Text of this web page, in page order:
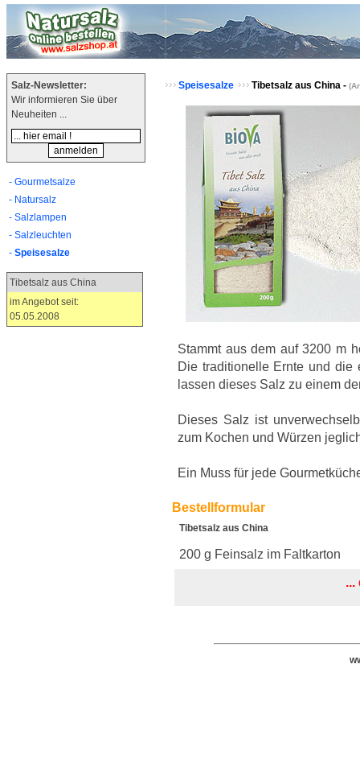
Salz-Newsletter:
Wir informieren Sie über
Neuheiten ...
- Gourmetsalze
- Natursalz
- Salzlampen
- Salzleuchten
- Speisesalze
Tibetsalz aus China
im Angebot seit:
05.05.2008
Speisesalze Tibetsalz aus China -
Stammt aus dem auf 3200 m
Die traditionelle Ernte und die
lassen dieses Salz zu einem
Dieses Salz ist
zum Kochen und Würzen
Ein Muss für jede
Bestellformular
Tibetsalz aus China
200 g Feinsalz im Faltkarton
...